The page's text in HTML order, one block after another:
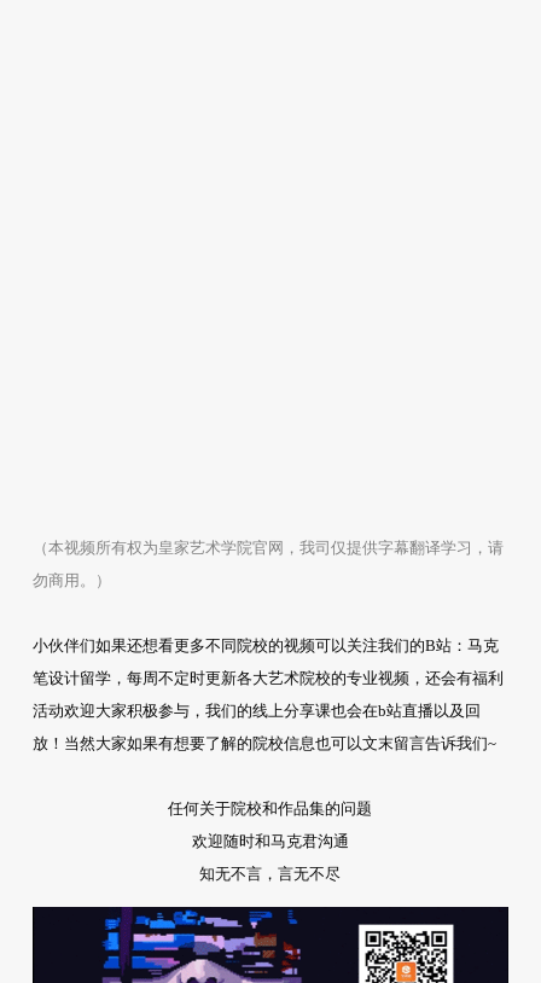
（本视频所有权为皇家艺术学院官网，我司仅提供字幕翻译学习，请
勿商用。）
小伙伴们如果还想看更多不同院校的视频可以关注我们的B站：马克
笔设计留学，每周不定时更新各大艺术院校的专业视频，还会有福利
活动欢迎大家积极参与，我们的线上分享课也会在b站直播以及回
放！当然大家如果有想要了解的院校信息也可以文末留言告诉我们~
任何关于院校和作品集的问题
欢迎随时和马克君沟通
知无不言，言无不尽